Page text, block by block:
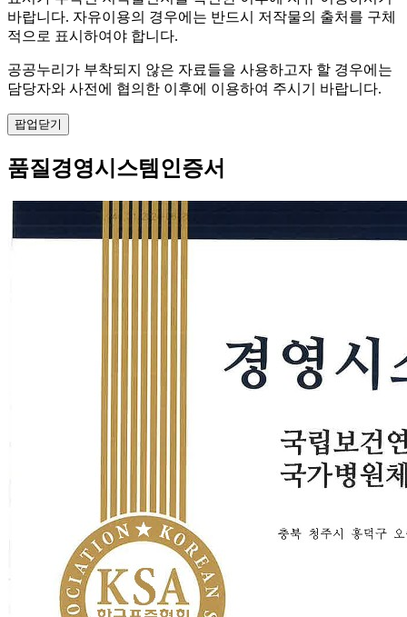
바랍니다. 자유이용의 경우에는 반드시 저작물의 출처를 구체
적으로 표시하여야 합니다.
공공누리가 부착되지 않은 자료들을 사용하고자 할 경우에는
담당자와 사전에 협의한 이후에 이용하여 주시기 바랍니다.
팝업닫기
품질경영시스템인증서